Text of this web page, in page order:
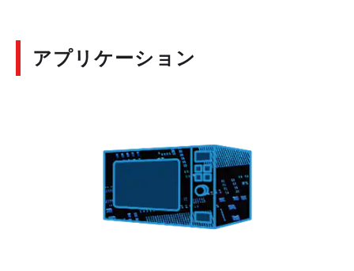
アプリケーション